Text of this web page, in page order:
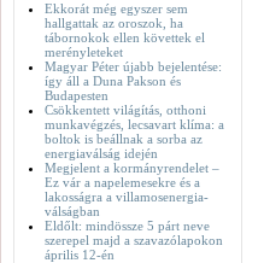
Ekkorát még egyszer sem
hallgattak az oroszok, ha
tábornokok ellen követtek el
merényleteket
Magyar Péter újabb bejelentése:
így áll a Duna Pakson és
Budapesten
Csökkentett világítás, otthoni
munkavégzés, lecsavart klíma: a
boltok is beállnak a sorba az
energiaválság idején
Megjelent a kormányrendelet –
Ez vár a napelemesekre és a
lakosságra a villamosenergia-
válságban
Eldőlt: mindössze 5 párt neve
szerepel majd a szavazólapokon
április 12-én